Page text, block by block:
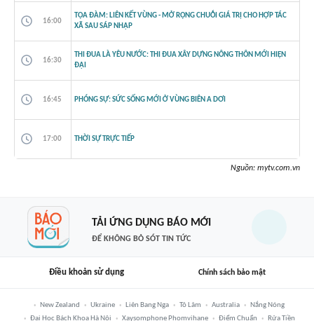
16:00
TỌA ĐÀM: LIÊN KẾT VÙNG - MỞ RỘNG CHUỖI GIÁ TRỊ CHO HỢP TÁC
XÃ SAU SÁP NHẬP
16:30
THI ĐUA LÀ YÊU NƯỚC: THI ĐUA XÂY DỰNG NÔNG THÔN MỚI HIỆN
ĐẠI
16:45 PHÓNG SỰ: SỨC SỐNG MỚI Ở VÙNG BIÊN A DƠI
17:00 THỜI SỰ TRỰC TIẾP
Nguồn: mytv.com.vn
TẢI ỨNG DỤNG BÁO MỚI
ĐỂ KHÔNG BỎ SÓT TIN TỨC
Điều khoản sử dụng Chính sách bảo mật
New Zealand Ukraine Liên Bang Nga Tô Lâm Australia
Nắng Nóng
Đại Học Bách Khoa Hà Nội
Xaysomphone Phomvihane Điểm Chuẩn Rửa Tiền